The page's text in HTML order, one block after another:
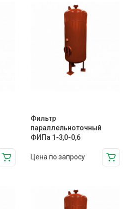
Фильтр
параллельноточный
ФИПа 1-3,0-0,6
Цена по запросу